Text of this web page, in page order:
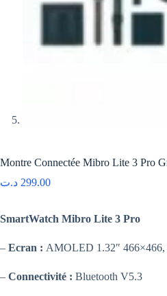
Montre Connectée Mibro Lite 3 Pro
299.00 د.ت
SmartWatch Mibro Lite 3 Pro
– Ecran : AMOLED 1.32″ 466×466,
– Connectivité : Bluetooth V5.3